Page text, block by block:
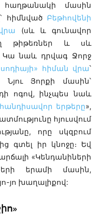
հաղթանակի մասին
հիմնված Բեթհովենի
(սև և գունավոր
թիթեռներ և սև
Կա նաև դրվագ Ջորջ
հիման վրա՝
Յորքի մասին՝
ոգով, ինչպես նաև
երթերը»,
հյուսվում
որը սկզբում
գտել իր կնոջը։ Եվ
«Կենդանիների
երամի մասին,
յո խաղալիքով: